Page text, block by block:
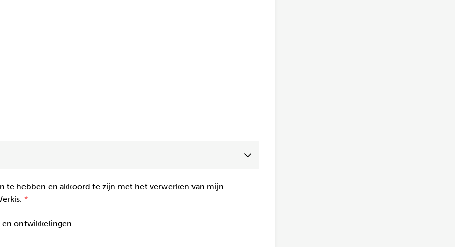
te hebben en akkoord te zijn met het verwerken van mijn
en ontwikkelingen.